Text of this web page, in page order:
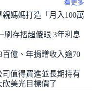
看更多
媽媽打造「月入100萬
刷存摺超傻眼 3年利息
億、年捐贈收入逾70
值得買進並長期持有
美光目標價了